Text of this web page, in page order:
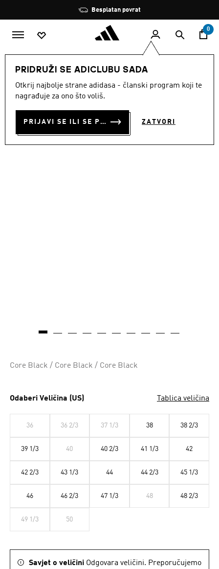
Zaustavi
rotaciju
Besplatan povrat
0
PRIDRUŽI SE ADICLUBU SADA
Otkrij najbolje strane adidasa - članski program koji te
nagrađuje za ono što voliš.
PRIJAVI SE ILI SE PRIDRUŽI SADA ZATVORI
ČIZME GSG-9.7.E
€ 180.00
Core Black / Core Black / Core Black
Odaberi Veličina (US) Tablica veličina
36 36 2/3 37 1/3 38 38 2/3
39 1/3 40 40 2/3 41 1/3 42
42 2/3 43 1/3 44 44 2/3 45 1/3
46 46 2/3 47 1/3 48 48 2/3
49 1/3 50
Savjet o veličini Odgovara veličini. Preporučujemo